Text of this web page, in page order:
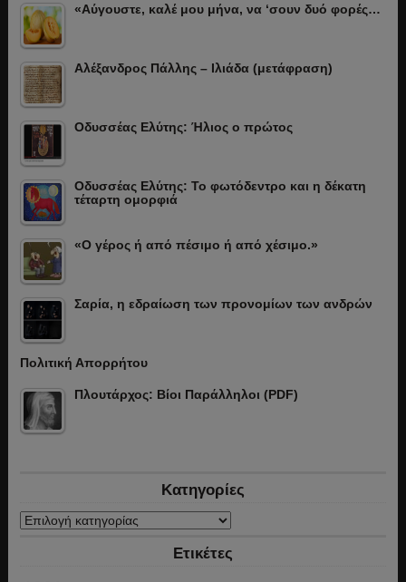
«Αύγουστε, καλέ μου μήνα, να ‘σουν δυό φορές…
Αλέξανδρος Πάλλης – Ιλιάδα (μετάφραση)
Οδυσσέας Ελύτης: Ήλιος ο πρώτος
Οδυσσέας Ελύτης: Το φωτόδεντρο και η δέκατη
τέταρτη ομορφιά
«Ο γέρος ή από πέσιμο ή από χέσιμο.»
Σαρία, η εδραίωση των προνομίων των ανδρών
Πολιτική Απορρήτου
Πλουτάρχος: Βίοι Παράλληλοι (PDF)
Κατηγορίες
Κατηγορίες
Ετικέτες